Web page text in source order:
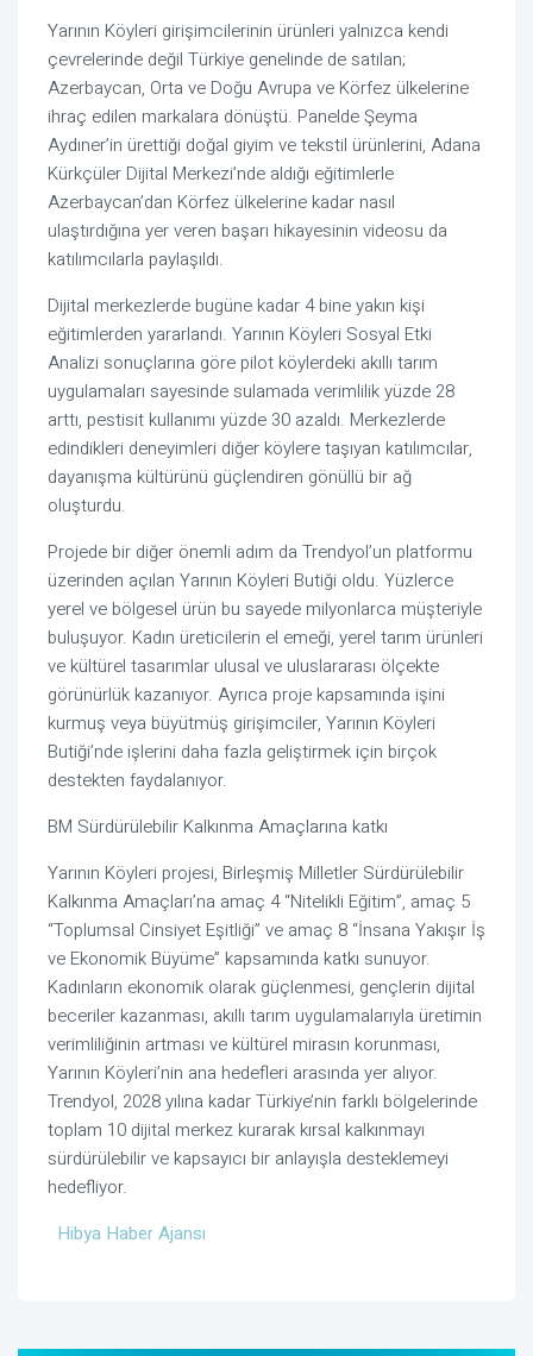
Yarının Köyleri girişimcilerinin ürünleri yalnızca kendi
çevrelerinde değil Türkiye genelinde de satılan;
Azerbaycan, Orta ve Doğu Avrupa ve Körfez ülkelerine
ihraç edilen markalara dönüştü. Panelde Şeyma
Aydıner’in ürettiği doğal giyim ve tekstil ürünlerini, Adana
Kürkçüler Dijital Merkezi’nde aldığı eğitimlerle
Azerbaycan’dan Körfez ülkelerine kadar nasıl
ulaştırdığına yer veren başarı hikayesinin videosu da
katılımcılarla paylaşıldı.
Dijital merkezlerde bugüne kadar 4 bine yakın kişi
eğitimlerden yararlandı. Yarının Köyleri Sosyal Etki
Analizi sonuçlarına göre pilot köylerdeki akıllı tarım
uygulamaları sayesinde sulamada verimlilik yüzde 28
arttı, pestisit kullanımı yüzde 30 azaldı. Merkezlerde
edindikleri deneyimleri diğer köylere taşıyan katılımcılar,
dayanışma kültürünü güçlendiren gönüllü bir ağ
oluşturdu.
Projede bir diğer önemli adım da Trendyol’un platformu
üzerinden açılan Yarının Köyleri Butiği oldu. Yüzlerce
yerel ve bölgesel ürün bu sayede milyonlarca müşteriyle
buluşuyor. Kadın üreticilerin el emeği, yerel tarım ürünleri
ve kültürel tasarımlar ulusal ve uluslararası ölçekte
görünürlük kazanıyor. Ayrıca proje kapsamında işini
kurmuş veya büyütmüş girişimciler, Yarının Köyleri
Butiği’nde işlerini daha fazla geliştirmek için birçok
destekten faydalanıyor.
BM Sürdürülebilir Kalkınma Amaçlarına katkı
Yarının Köyleri projesi, Birleşmiş Milletler Sürdürülebilir
Kalkınma Amaçları’na amaç 4 “Nitelikli Eğitim”, amaç 5
“Toplumsal Cinsiyet Eşitliği” ve amaç 8 “İnsana Yakışır İş
ve Ekonomik Büyüme” kapsamında katkı sunuyor.
Kadınların ekonomik olarak güçlenmesi, gençlerin dijital
beceriler kazanması, akıllı tarım uygulamalarıyla üretimin
verimliliğinin artması ve kültürel mirasın korunması,
Yarının Köyleri’nin ana hedefleri arasında yer alıyor.
Trendyol, 2028 yılına kadar Türkiye’nin farklı bölgelerinde
toplam 10 dijital merkez kurarak kırsal kalkınmayı
sürdürülebilir ve kapsayıcı bir anlayışla desteklemeyi
hedefliyor.
Hibya Haber Ajansı